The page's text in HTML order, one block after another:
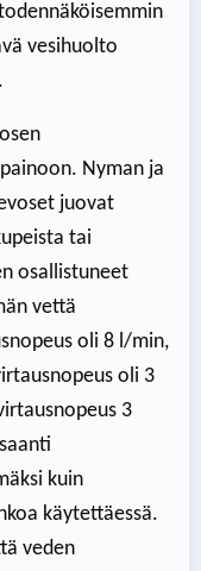
vesihuolto
Nyman ja
juovat
tai
osallistuneet
vettä
oli 8 l/min,
oli 3
3
kuin
käytettäessä.
veden